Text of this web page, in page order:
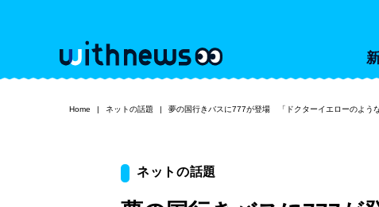
Home ネットの話題 夢の国行きバスに777が登場 「ドクターイエローのような
ネットの話題